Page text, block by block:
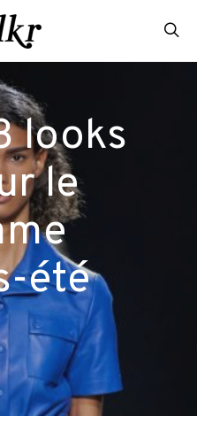
looks
le
été